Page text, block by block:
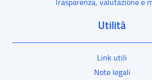
Utilità
Link utili
Note legali